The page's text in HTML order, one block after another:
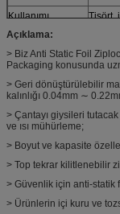
Kullanımı Tişört,
Kapasite
Paketleme Plastik
Sanat / Tasarım
Örnek
Sertifika SGS /
Özel
Özel
Açıklama:
> Biz Anti Static Foil
Packaging konusunda
> Geri dönüştürülebilir
kalınlığı 0.04mm ∼
> Çantayı giysileri
ve ısı mühürleme;
> Boyut ve kapasite
> Top tekrar kilitlenebilir
> Güvenlik için anti-statik
> Ürünlerin içi kuru ve